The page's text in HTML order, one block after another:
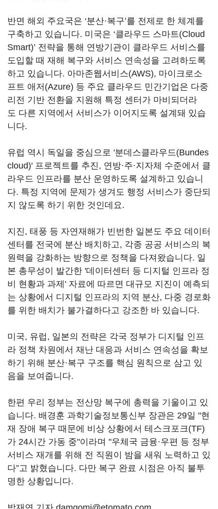
반면 해외 주요국은 ‘분산·복구’를 전제로 한 체계를
구축하고 있습니다. 미국은 ‘클라우드 스마트(Cloud
Smart)’ 전략을 통해 연방기관이 클라우드 서비스를
도입할 때 재해 복구와 서비스 연속성을 고려하도록
하고 있습니다. 아마존웹서비스(AWS), 마이크로소
프트 애저(Azure) 등 주요 클라우드 민간기업은 다중
리전 기반 전환을 지원해 특정 센터가 마비되더라
도 다른 지역에서 서비스가 이어지도록 설계돼 있습
니다.
유럽 역시 독일을 중심으로 '분데스클라우드(Bundes
cloud)' 프로젝트를 추진, 연방·주·지자체 수준에서 클
라우드 인프라를 분산 운영하도록 설계하고 있습니
다. 특정 지역에 문제가 생겨도 행정 서비스가 중단되
지 않도록 하기 위한 것인데요.
지진, 태풍 등 자연재해가 빈번한 일본도 주요 데이터
센터를 전국에 분산 배치하고, 각종 공공 서비스의 복
원력을 강화하는 방향으로 정책을 다져왔습니다. 일
본 총무성이 발간한 '데이터센터 등 디지털 인프라 정
비 현황과 과제' 자료에 따르면 대규모 지진이 예측되
는 상황에서 디지털 인프라의 지역 분산, 다중 경로화
를 위한 배치가 불가결하다고 강조한 바 있습니다.
미국, 유럽, 일본의 전략은 각국 정부가 디지털 인프
라 정책 차원에서 재난 대응과 서비스 연속성을 확보
하기 위해 분산·복구 구조를 핵심 원칙으로 삼고 있
음을 보여줍니다.
한편 우리 정부는 전산망 복구에 총력을 기울이고 있
습니다. 배경훈 과학기술정보통신부 장관은 29일 "현
재 장애 복구 때문에 비상 상황에서 테스크포크(TF)
가 24시간 가동 중"이라며 "우체국 금융·우편 등 정부
서비스 재개를 위해 전 직원이 밤을 새워 노력하고 있
다”고 밝혔습니다. 다만 복구 완료 시점은 아직 불투
명한 상황입니다.